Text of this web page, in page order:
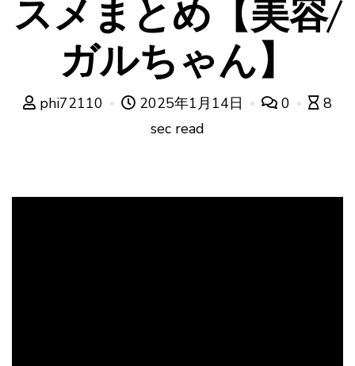
スメまとめ【美容/
ガルちゃん】
phi72110 2025年1月14日 0
8
sec read